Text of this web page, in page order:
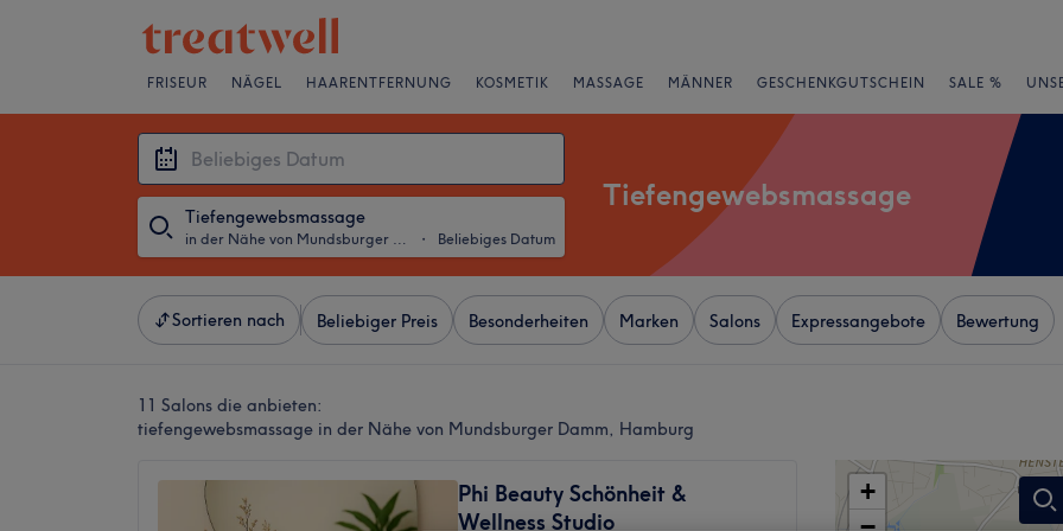
FRISEUR NÄGEL HAARENTFERNUNG KOSMETIK MASSAGE MÄNNER GESCHENKGUTSCHEIN SALE %
Tiefengewebsmassage
in der Nähe von Mundsburger Damm, Hamburg ・ Beliebiges Datum
Tiefengewebsmassage
Sortieren nach Beliebiger Preis Besonderheiten Marken Salons Expressangebote Bewertung
11 Salons die anbieten:
tiefengewebsmassage in der Nähe von Mundsburger Damm, Hamburg
Phi Beauty Schönheit &
Wellness Studio
+